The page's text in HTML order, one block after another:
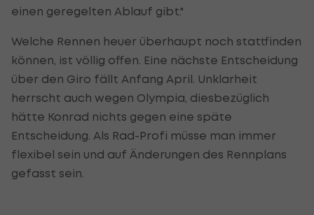
einen geregelten Ablauf gibt."
Welche Rennen heuer überhaupt noch stattfinden
können, ist völlig offen. Eine nächste Entscheidung
über den Giro fällt Anfang April. Unklarheit
herrscht auch wegen Olympia, diesbezüglich
hätte Konrad nichts gegen eine späte
Entscheidung. Als Rad-Profi müsse man immer
flexibel sein und auf Änderungen des Rennplans
gefasst sein.